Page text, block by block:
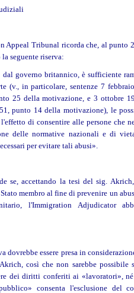
Appeal Tribunal ricorda che, al punto
seguente riserva:
governo britannico, è sufficiente
(v., in particolare, sentenze 7
25 della motivazione, e 3 ottobre
punto 14 della motivazione), le
di consentire alle persone che
delle normative nazionali e di
per evitare tali abusi».
se, accettando la tesi del sig.
membro al fine di prevenire un
l'Immigration Adjudicator
dovrebbe essere presa in
così che non sarebbe possibile
deidiritti conferiti ai «lavoratori»,
consenta l'esclusione del